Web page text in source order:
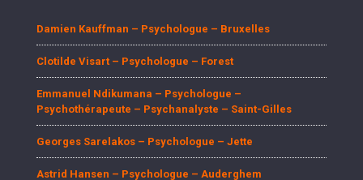
Damien Kauffman – Psychologue – Bruxelles
Clotilde Visart – Psychologue – Forest
Emmanuel Ndikumana – Psychologue –
Psychothérapeute – Psychanalyste – Saint-Gilles
Georges Sarelakos – Psychologue – Jette
Astrid Hansen – Psychologue – Auderghem